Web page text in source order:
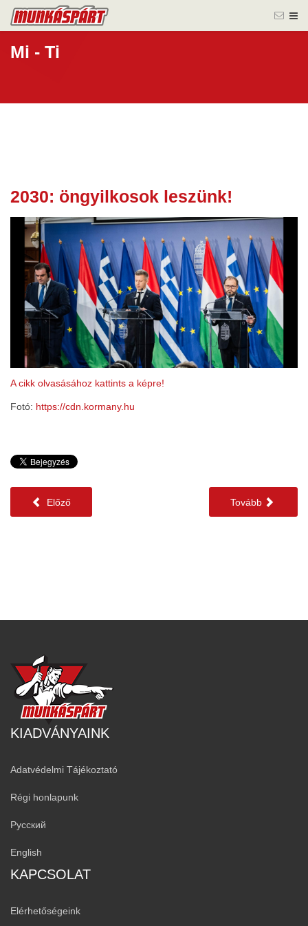
Mi - Ti
2026
2030: öngyilkosok leszünk!
A cikk olvasásához kattints a képre!
Fotó: https://cdn.kormany.hu
Előző Tovább
KIADVÁNYAINK
Adatvédelmi Tájékoztató
Régi honlapunk
Русский
English
KAPCSOLAT
Elérhetőségeink